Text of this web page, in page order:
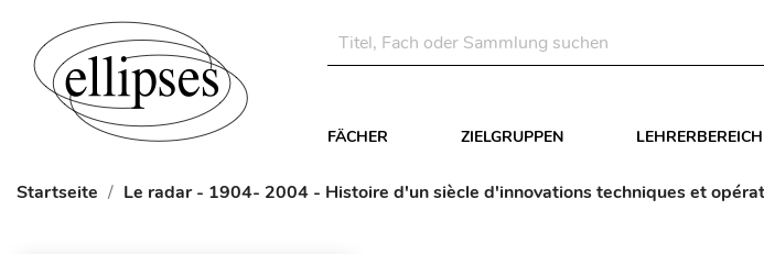
FÄCHER ZIELGRUPPEN LEHRERBEREICH
Startseite Le radar - 1904- 2004 - Histoire d'un siècle d'innovations techniques et